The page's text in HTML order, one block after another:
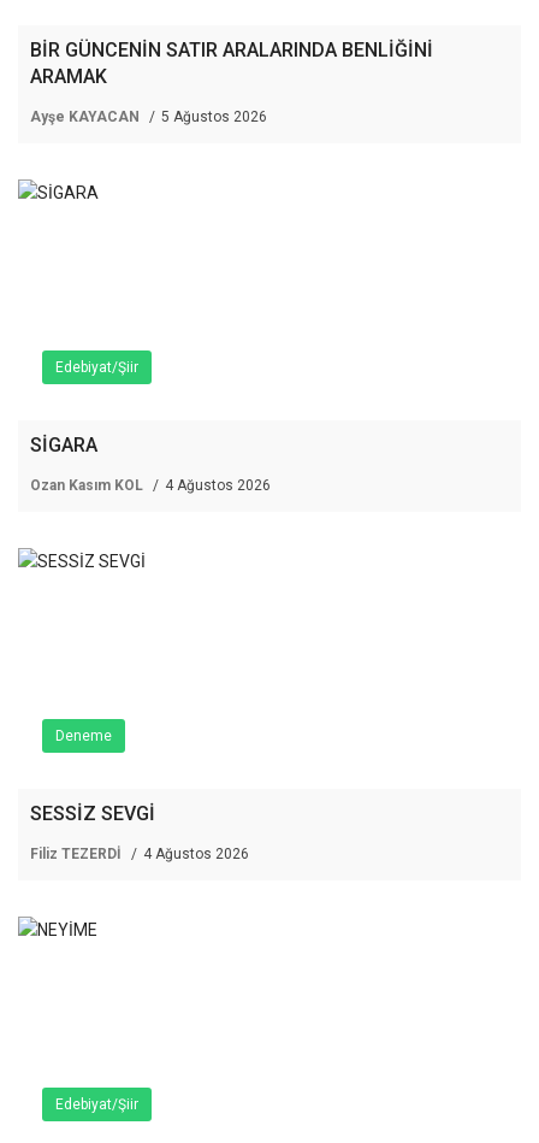
BİR GÜNCENİN SATIR ARALARINDA BENLİĞİNİ
ARAMAK
Ayşe KAYACAN 5 Ağustos 2026
Edebiyat/Şiir
SİGARA
Ozan Kasım KOL 4 Ağustos 2026
Deneme
SESSİZ SEVGİ
Filiz TEZERDİ 4 Ağustos 2026
Edebiyat/Şiir